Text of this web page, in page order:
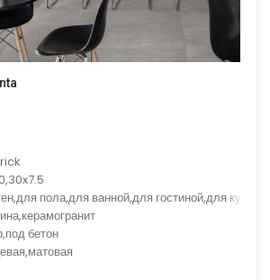
пола,для ванной,для гостиной,для кухни
бетон